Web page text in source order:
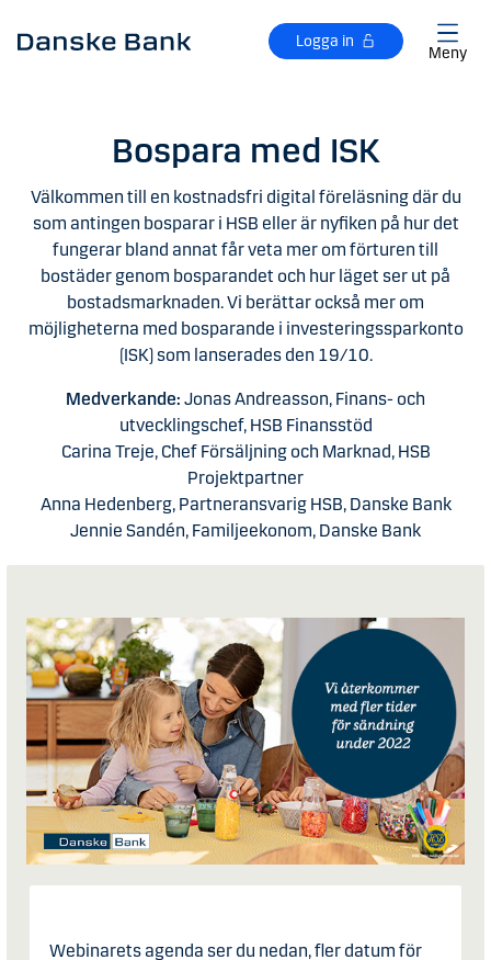
Logga in
Meny
Bospara med ISK
Välkommen till en kostnadsfri digital föreläsning där du
som antingen bosparar i HSB eller är nyfiken på hur det
fungerar bland annat får veta mer om förturen till
bostäder genom bosparandet och hur läget ser ut på
bostadsmarknaden. Vi berättar också mer om
möjligheterna med bosparande i investeringssparkonto
(ISK) som lanserades den 19/10.
Medverkande: Jonas Andreasson, Finans- och
utvecklingschef, HSB Finansstöd
Carina Treje, Chef Försäljning och Marknad, HSB
Projektpartner
Anna Hedenberg, Partneransvarig HSB, Danske Bank
Jennie Sandén, Familjeekonom, Danske Bank
Webinarets agenda ser du nedan, fler datum för